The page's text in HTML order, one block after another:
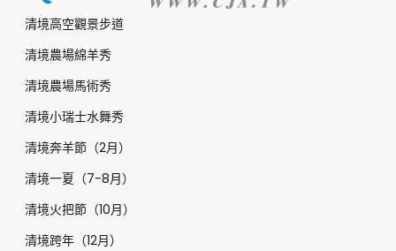
清境高空觀景步道
清境農場綿羊秀
清境農場馬術秀
清境小瑞士水舞秀
清境奔羊節（2月）
清境一夏（7-8月）
清境火把節（10月）
清境跨年（12月）